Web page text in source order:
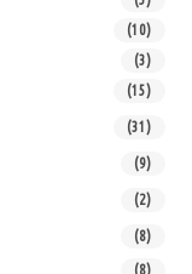
(10)
(3)
(15)
(31)
(9)
(2)
(8)
(8)